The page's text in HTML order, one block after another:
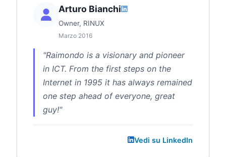
Arturo Bianchi
Owner, RINUX
Marzo 2016
"Raimondo is a visionary and pioneer
in ICT. From the first steps on the
Internet in 1995 it has always remained
one step ahead of everyone, great
guy!"
Vedi su LinkedIn